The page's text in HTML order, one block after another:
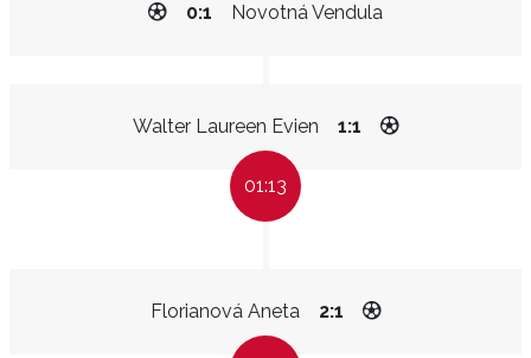
Novotná Vendula
0:1
Walter Laureen Evien 1:1
01:13
Florianová Aneta 2:1